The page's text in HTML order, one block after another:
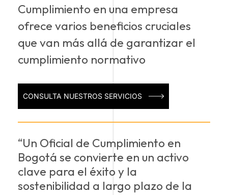
Cumplimiento en una empresa
ofrece varios beneficios cruciales
que van más allá de garantizar el
cumplimiento normativo
CONSULTA NUESTROS SERVICIOS
“Un Oficial de Cumplimiento en
Bogotá se convierte en un activo
clave para el éxito y la
sostenibilidad a largo plazo de la